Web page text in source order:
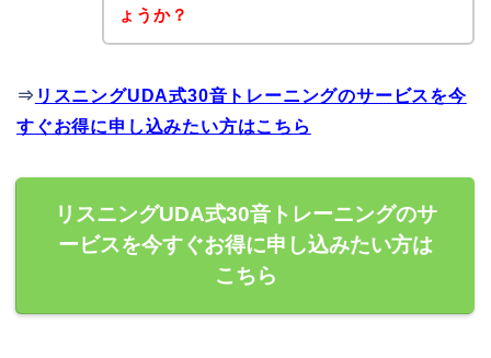
ょうか？
⇒ リスニングUDA式30音トレーニングのサービスを今
すぐお得に申し込みたい方はこちら
リスニングUDA式30音トレーニングのサ
ービスを今すぐお得に申し込みたい方は
こちら